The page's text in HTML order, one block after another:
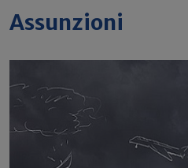
Assunzioni